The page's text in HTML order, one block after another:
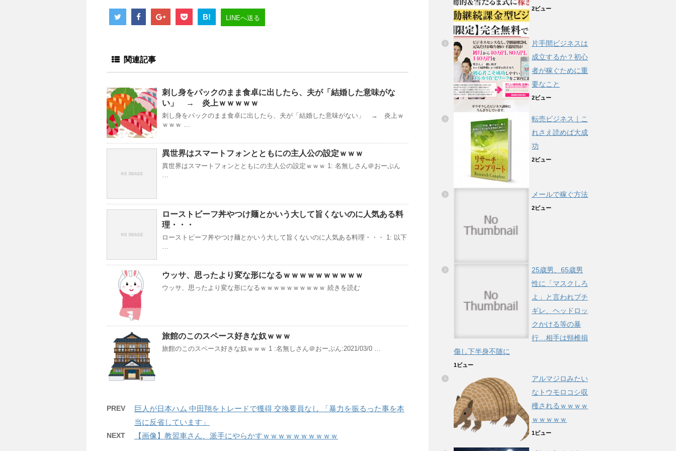
B! LINEへ送る
関連記事
刺し身をパックのまま食卓に出したら、夫が「結婚した意味がな
い」 → 炎上ｗｗｗｗｗ
刺し身をパックのまま食卓に出したら、夫が「結婚した意味がない」 → 炎上ｗ
ｗｗｗ …
異世界はスマートフォンとともにの主人公の設定ｗｗｗ
異世界はスマートフォンとともにの主人公の設定ｗｗｗ 1: 名無しさん＠おーぷん
ローストビーフ丼やつけ麺とかいう大して旨くないのに人気ある料
理・・・
ローストビーフ丼やつけ麺とかいう大して旨くないのに人気ある料理・・・ 1: 以下
ウッサ、思ったより変な形になるｗｗｗｗｗｗｗｗｗｗ
ウッサ、思ったより変な形になるｗｗｗｗｗｗｗｗｗｗ 続きを読む
旅館のこのスペース好きな奴ｗｗｗ
旅館のこのスペース好きな奴ｗｗｗ 1 :名無しさん＠おーぷん:2021/03/0 …
PREV
巨人が日本ハム 中田翔をトレードで獲得 交換要員なし 「暴力を振るった事を本
当に反省しています」
NEXT 【画像】教習車さん、派手にやらかすｗｗｗｗｗｗｗｗｗｗ
2ビュー
片手間ビジネスは
成立するか？初心
者が稼ぐために重
要なこと
2ビュー
転売ビジネス｜こ
れさえ読めば大成
功
2ビュー
メールで稼ぐ方法
2ビュー
25歳男、65歳男
性に「マスクしろ
よ」と言われブチ
ギレ、ヘッドロッ
クかける等の暴
行…相手は頸椎損
傷し下半身不随に
1ビュー
アルマジロみたい
なトウモロコシ収
穫されるｗｗｗｗ
ｗｗｗｗｗ
1ビュー